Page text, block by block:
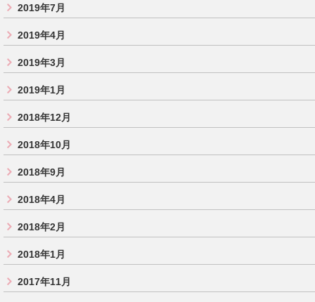
2019年7月
2019年4月
2019年3月
2019年1月
2018年12月
2018年10月
2018年9月
2018年4月
2018年2月
2018年1月
2017年11月